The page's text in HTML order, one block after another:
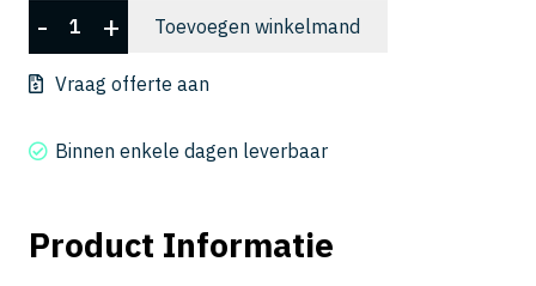
UTDSX
2140-
070
- + Toevoegen winkelmand
Vraag offerte aan
Binnen enkele dagen leverbaar
Product Informatie